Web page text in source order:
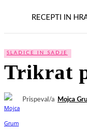
RECEPTI IN
SLADICE IN SADJE
Trikrat
Prispeval/a Mojca